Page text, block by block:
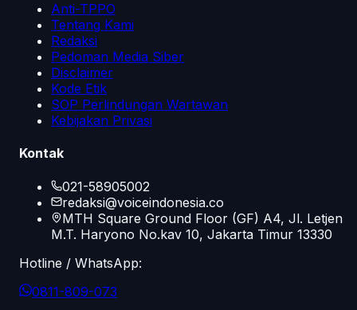
Anti-TPPO
Tentang Kami
Redaksi
Pedoman Media Siber
Disclaimer
Kode Etik
SOP Perlindungan Wartawan
Kebijakan Privasi
Kontak
021-58905002
redaksi@voiceindonesia.co
MTH Square Ground Floor (GF) A4, Jl. Letjen
M.T. Haryono No.kav 10, Jakarta Timur 13330
Hotline / WhatsApp:
0811-809-073